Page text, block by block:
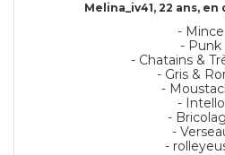
Melina_iv41, 22 ans,
- Mince
- Punk
- Chatains &
- Gris &
-
- Intello
-
-
-